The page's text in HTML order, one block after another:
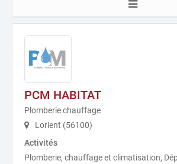
PCM HABITAT
Plomberie chauffage
Lorient (56100)
Activités
Plomberie, chauffage et climatisation,